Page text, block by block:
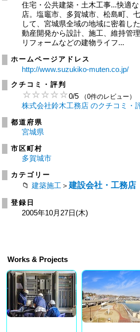
住宅・公共建築・土木工事...快適
店。塩竈市、多賀城市、松島町、
して、宮城県全域の地域に密着し
動産開発から設計、施工、維持管
リフォームなどの建物ライフ...
ホームページアドレス
http://www.suzukiko-muten.co.jp/
クチコミ・評判
0/5 （0件のレビュー）
株式会社鈴木工務店 のクチコミ・
都道府県
宮城県
市区町村
多賀城市
カテゴリー
建築施工 ＞ 建設会社・工務店
登録日
2005年10月27日(木)
Works & Projects